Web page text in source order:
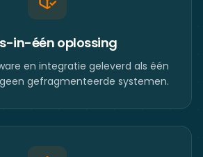
in-één oplossing
en integratie geleverd als één
gefragmenteerde systemen.